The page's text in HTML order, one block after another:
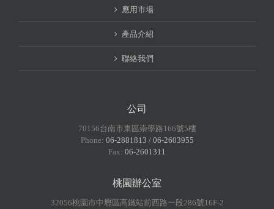
應用市場
產品介紹
聯絡我們
公司
70156台南市東區崇學路166號5樓
Phone: 06-2881813 / 06-2603955
Fax: 06-2601311
桃園辦公室
32056桃園市中壢區高鐵站前西路一段286號16F-2